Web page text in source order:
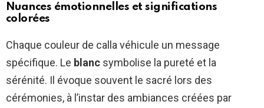
Nuances émotionnelles et significations
colorées
Chaque couleur de calla véhicule un message
spécifique. Le blanc symbolise la pureté et la
sérénité. Il évoque souvent le sacré lors des
cérémonies, à l’instar des ambiances créées par